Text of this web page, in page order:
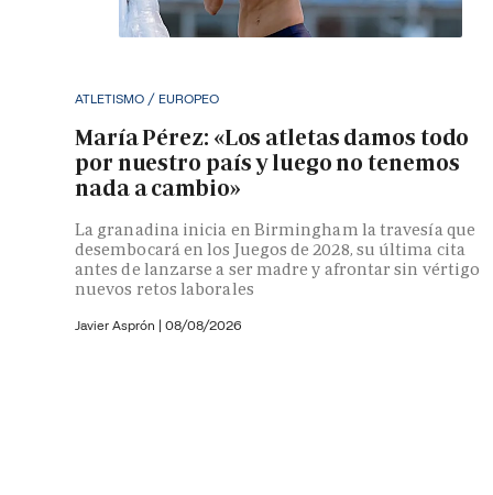
ATLETISMO / EUROPEO
María Pérez: «Los atletas damos todo
por nuestro país y luego no tenemos
nada a cambio»
La granadina inicia en Birmingham la travesía que
desembocará en los Juegos de 2028, su última cita
antes de lanzarse a ser madre y afrontar sin vértigo
nuevos retos laborales
Javier Asprón | 08/08/2026